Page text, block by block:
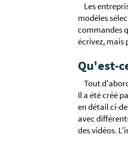
Les
modèles
commandes
écrivez, mais
Qu'est-
Tout
Il a été créé
en détail ci-
avec
des vidéos.